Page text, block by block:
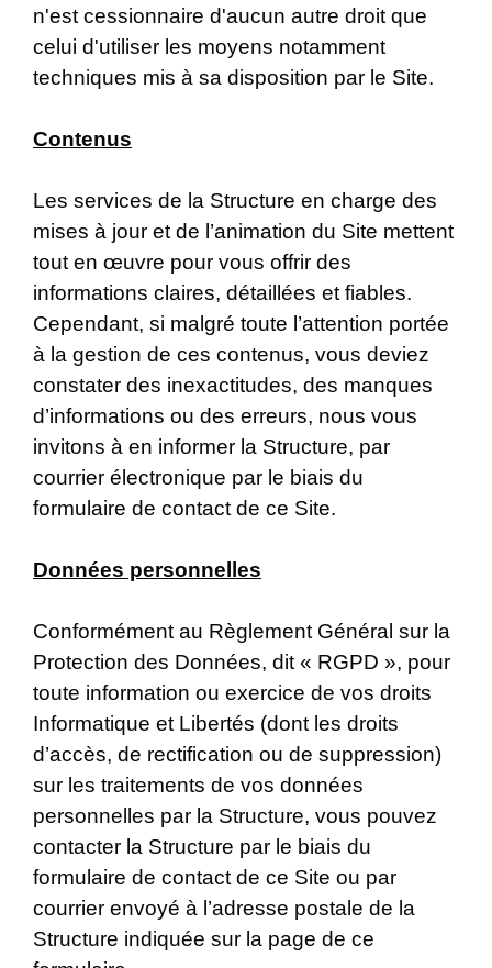
n'est cessionnaire d'aucun autre droit que
celui d'utiliser les moyens notamment
techniques mis à sa disposition par le Site.
Contenus
Les services de la Structure en charge des
mises à jour et de l’animation du Site mettent
tout en œuvre pour vous offrir des
informations claires, détaillées et fiables.
Cependant, si malgré toute l’attention portée
à la gestion de ces contenus, vous deviez
constater des inexactitudes, des manques
d’informations ou des erreurs, nous vous
invitons à en informer la Structure, par
courrier électronique par le biais du
formulaire de contact de ce Site.
Données personnelles
Conformément au Règlement Général sur la
Protection des Données, dit « RGPD », pour
toute information ou exercice de vos droits
Informatique et Libertés (dont les droits
d’accès, de rectification ou de suppression)
sur les traitements de vos données
personnelles par la Structure, vous pouvez
contacter la Structure par le biais du
formulaire de contact de ce Site ou par
courrier envoyé à l’adresse postale de la
Structure indiquée sur la page de ce